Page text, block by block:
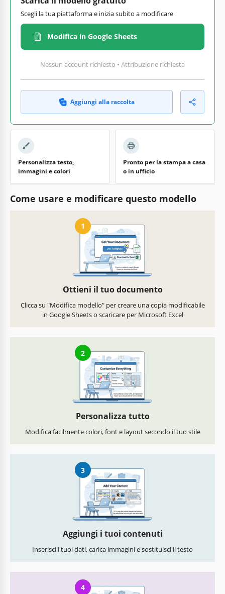
Scegli la tua piattaforma e inizia subito a modificare
Modifica in Google Sheets
Nessun account richiesto • Attribuzione richiesta
Aggiungi alla raccolta
Personalizza testo,
immagini e colori
Pronto per la stampa a casa
o in ufficio
Come usare e modificare questo modello
1
Ottieni il tuo documento
Clicca su "Modifica modello" per creare una copia modificabile
in Google Sheets o scaricare per Microsoft Excel
2
Personalizza tutto
Modifica facilmente colori, font e layout secondo il tuo stile
3
Aggiungi i tuoi contenuti
Inserisci i tuoi dati, carica immagini e sostituisci il testo
4